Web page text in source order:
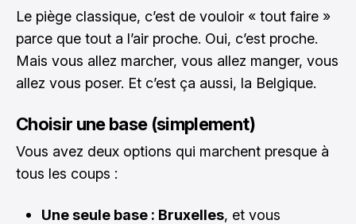
Le piège classique, c’est de vouloir « tout faire »
parce que tout a l’air proche. Oui, c’est proche.
Mais vous allez marcher, vous allez manger, vous
allez vous poser. Et c’est ça aussi, la Belgique.
Choisir une base (simplement)
Vous avez deux options qui marchent presque à
tous les coups :
Une seule base : Bruxelles, et vous